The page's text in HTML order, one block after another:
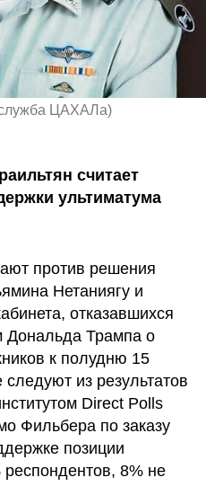
ЦАХАЛа)
считает
ультиматума
против решения
Нетаниягу и
отказавшихся
Дональда Трампа о
к полудню 15
из результатов
Direct Polls
Фильбера по заказу
позиции
8% не